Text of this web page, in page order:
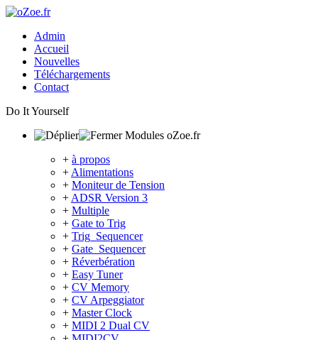
Admin
Accueil
Nouvelles
Téléchargements
Contact
Do It Yourself
Modules oZoe.fr
+ à propos
+ Alimentations
+ Moniteur de Tension
+ ADSR Version 3
+ Multiple
+ Gate to Trig
+ Trig_Sequencer
+ Gate_Sequencer
+ Réverbération
+ Easy Tuner
+ CV Memory
+ CV Arpeggiator
+ Master Clock
+ MIDI 2 Dual CV